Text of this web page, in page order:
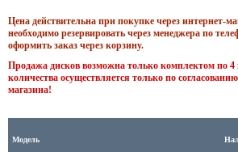
Цена действительна при покупке через интернет-
необходимо резервировать через менеджера по
оформить заказ через корзину.
Продажа дисков возможна только комплектом по
количества осуществляется только по
магазина!
Модель